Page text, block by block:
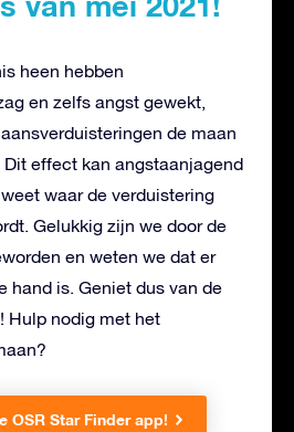
heen hebben
en zelfs angst gewekt,
de maan
effect kan angstaanjagend
waar de verduistering
Gelukkig zijn we door de
en weten we dat er
hand is. Geniet dus van de
Hulp nodig met het
OSR Star Finder app!